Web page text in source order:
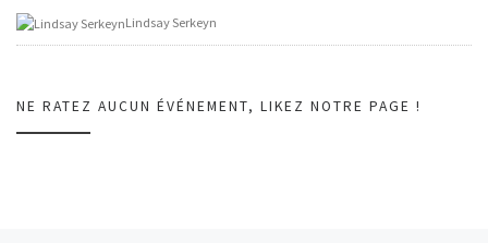
Lindsay Serkeyn
NE RATEZ AUCUN ÉVÉNEMENT, LIKEZ NOTRE PAGE !